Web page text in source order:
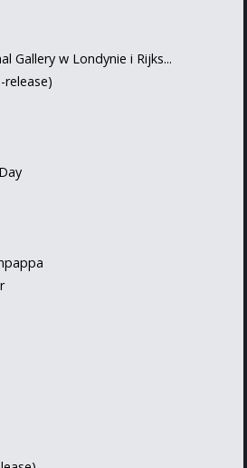
Gallery w Londynie i Rijks...
release)